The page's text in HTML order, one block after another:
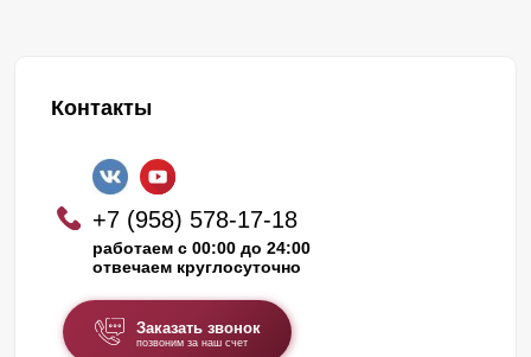
Контакты
+7 (958) 578-17-18
работаем с 00:00 до 24:00
отвечаем круглосуточно
Заказать звонок
позвоним за наш счет